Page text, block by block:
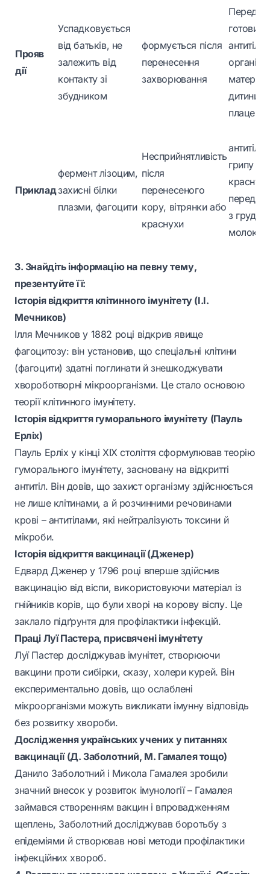
Прояв
дії
Успадковується
від батьків, не
залежить від
контакту зі
збудником
формується після
перенесення
захворювання
готових
антитіл
матері
дитини
плаценту
Приклад
фермент лізоцим,
захисні білки
плазми, фагоцити
Несприйнятливість
після
перенесеного
кору, вітрянки або
краснухи
антитіла
грипу чи
краснухи
з
молоком
З. Знайдіть інформацію на певну тему,
презентуйте її:
Історія відкриття клітинного імунітету (І.І.
Мечников)
Ілля Мечников у 1882 році відкрив явище
фагоцитозу: він установив, що спеціальні клітини
(фагоцити) здатні поглинати й знешкоджувати
хвороботворні мікроорганізми. Це стало основою
теорії клітинного імунітету.
Історія відкриття гуморального імунітету (Пауль
Ерліх)
Пауль Ерліх у кінці XIX століття сформулював теорію
гуморального імунітету, засновану на відкритті
антитіл. Він довів, що захист організму здійснюється
не лише клітинами, а й розчинними речовинами
крові – антитілами, які нейтралізують токсини й
мікроби.
Історія відкриття вакцинації (Дженер)
Едвард Дженер у 1796 році вперше здійснив
вакцинацію від віспи, використовуючи матеріал із
гнійників корів, що були хворі на корову віспу. Це
заклало підґрунтя для профілактики інфекцій.
Праці Луї Пастера, присвячені імунітету
Луї Пастер досліджував імунітет, створюючи
вакцини проти сибірки, сказу, холери курей. Він
експериментально довів, що ослаблені
мікроорганізми можуть викликати імунну відповідь
без розвитку хвороби.
Дослідження українських учених у питаннях
вакцинації (Д. Заболотний, М. Гамалея тощо)
Данило Заболотний і Микола Гамалея зробили
значний внесок у розвиток імунології – Гамалея
займався створенням вакцин і впровадженням
щеплень, Заболотний досліджував боротьбу з
епідеміями й створював нові методи профілактики
інфекційних хвороб.